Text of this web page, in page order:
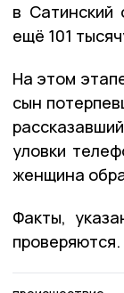
в Сатинский
ещё 101
На этом
сын
уловки
женщина
Факты,
проверяются.